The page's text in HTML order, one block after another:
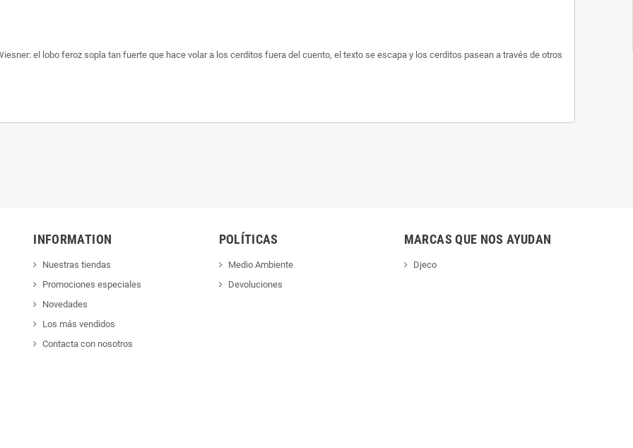
el lobo feroz sopla tan fuerte que hace volar a los cerditos fuera del cuento, el texto se escapa y los cerditos pasean a través de otros
INFORMATION
Nuestras tiendas
Promociones especiales
Novedades
Los más vendidos
Contacta con nosotros
POLÍTICAS
Medio Ambiente
Devoluciones
MARCAS QUE NOS AYUDAN
Djeco